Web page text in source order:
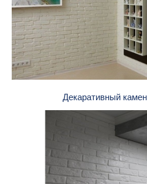
Декаративный